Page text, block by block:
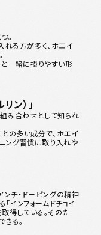
。
る方が多く、ホエイ
一緒に摂りやすい形
ン）」
み合わせとして知られ
の多い成分で、ホエイ
ング習慣に取り入れや
ンチ・ドーピングの精神
インフォームドチョイ
得している。そのた
る。